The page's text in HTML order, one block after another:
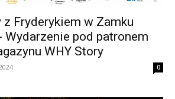
z Fryderykiem w Zamku
Wydarzenie pod patronem
WHY Story
0